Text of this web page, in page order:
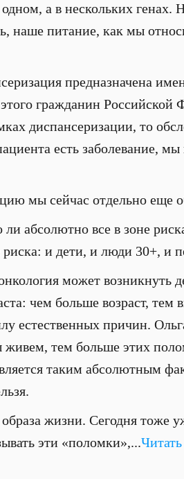
а в нескольких генах.
наше питание, как мы
предназначена
гражданин
диспансеризации, то
есть заболевание,
мы сейчас отдельно еще
абсолютно все в зоне
риска: и дети, и люди 30+, и
может возникнуть
чем больше возраст, тем
естественных причин.
тем больше этих
таким абсолютным
жизни. Сегодня тоже
эти «поломки»,...